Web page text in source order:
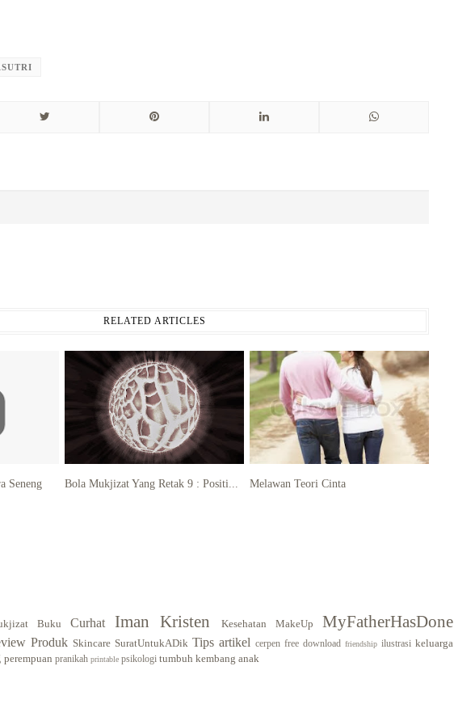
RELATED ARTICLES
Seneng
Bola Mukjizat Yang Retak 9 : Positi... Melawan Teori Cinta
Buku Curhat Iman Kristen Kesehatan MakeUp
MyFatherHasDone
Produk Skincare SuratUntukADik Tips artikel cerpen free download friendship ilustrasi keluarga
perempuan pranikah printable psikologi tumbuh kembang anak